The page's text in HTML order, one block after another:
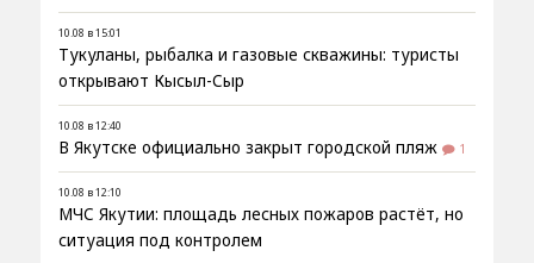
10.08 в 15:01
Тукуланы, рыбалка и газовые скважины: туристы
открывают Кысыл-Сыр
10.08 в 12:40
В Якутске официально закрыт городской пляж 1
10.08 в 12:10
МЧС Якутии: площадь лесных пожаров растёт, но
ситуация под контролем